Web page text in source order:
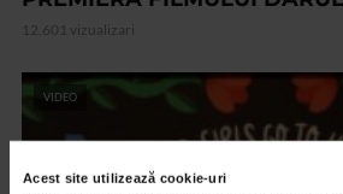
Acest site utilizează cookie-uri
12.601 vizualizari
VIDEO